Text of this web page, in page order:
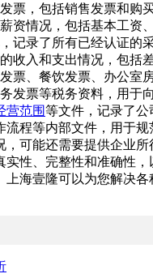
票，包括销售发票和购
资情况，包括基本工资
记录了所有已经认证的
收入和支出情况，包括
票、餐饮发票、办公室
发票等税务资料，用于
营范围等文件，记录了公
程等内部文件，用于规
可能还需要提供企业
性、完整性和准确性
海壹隆可以为您解决各